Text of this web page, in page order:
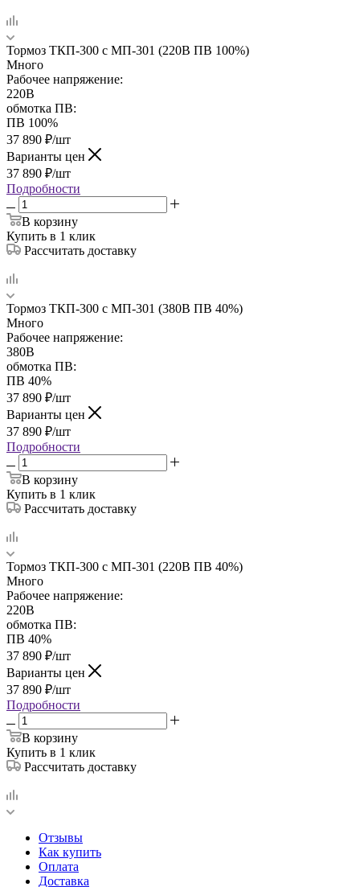
Тормоз ТКП-300 с МП-301 (220В ПВ 100%)
Много
Рабочее напряжение:
220В
обмотка ПВ:
ПВ 100%
37 890 ₽/шт
Варианты цен
37 890 ₽/шт
Подробности
В корзину
Купить в 1 клик
Рассчитать доставку
Тормоз ТКП-300 с МП-301 (380В ПВ 40%)
Много
Рабочее напряжение:
380В
обмотка ПВ:
ПВ 40%
37 890 ₽/шт
Варианты цен
37 890 ₽/шт
Подробности
В корзину
Купить в 1 клик
Рассчитать доставку
Тормоз ТКП-300 с МП-301 (220В ПВ 40%)
Много
Рабочее напряжение:
220В
обмотка ПВ:
ПВ 40%
37 890 ₽/шт
Варианты цен
37 890 ₽/шт
Подробности
В корзину
Купить в 1 клик
Рассчитать доставку
Отзывы
Как купить
Оплата
Доставка